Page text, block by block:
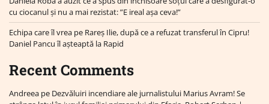
cu ciocanul și nu a mai rezistat: ”E ireal așa ceva!”
Echipa care îl vrea pe Rareș Ilie, după ce a refuzat transferul în Cipru!
Daniel Pancu îl așteaptă la Rapid
Recent Comments
Andreea pe Dezvăluiri incendiare ale jurnalistului Marius Avram! Se